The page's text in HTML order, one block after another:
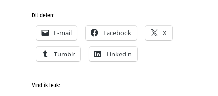
Dit delen:
E-mail Facebook X
Tumblr LinkedIn
Vind ik leuk: